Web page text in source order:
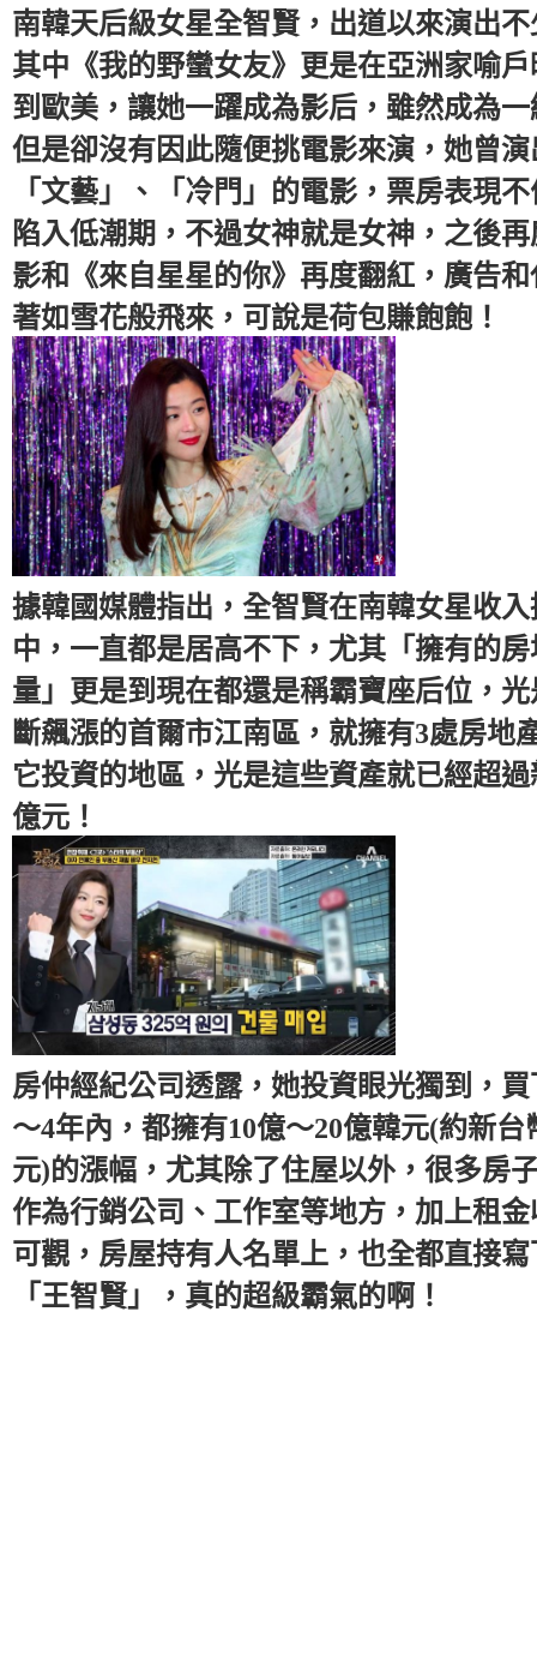
南韓天后級女星全智賢，出道以來演出
其中《我的野蠻女友》更是在亞洲家喻
到歐美，讓她一躍成為影后，雖然成為
但是卻沒有因此隨便挑電影來演，她曾演
「文藝」、「冷門」的電影，票房表現
陷入低潮期，不過女神就是女神，之後
影和《來自星星的你》再度翻紅，廣告
著如雪花般飛來，可說是荷包賺飽飽！
據韓國媒體指出，全智賢在南韓女星收入
中，一直都是居高不下，尤其「擁有的
量」更是到現在都還是稱霸寶座后位，
斷飆漲的首爾市江南區，就擁有3處房地
它投資的地區，光是這些資產就已經超過
億元！
房仲經紀公司透露，她投資眼光獨到，
～4年內，都擁有10億～20億韓元(約新台
元)的漲幅，尤其除了住屋以外，很多房
作為行銷公司、工作室等地方，加上租
可觀，房屋持有人名單上，也全都直接
「王智賢」，真的超級霸氣的啊！